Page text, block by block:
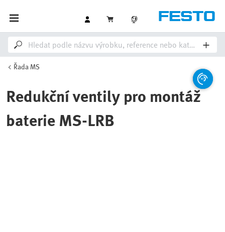
Řada MS
Redukční ventily pro montáž
baterie MS-LRB